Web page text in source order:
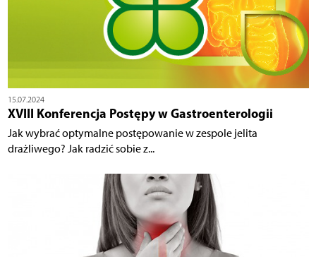
15.07.2024
XVIII Konferencja Postępy w Gastroenterologii
Jak wybrać optymalne postępowanie w zespole jelita
drażliwego? Jak radzić sobie z...